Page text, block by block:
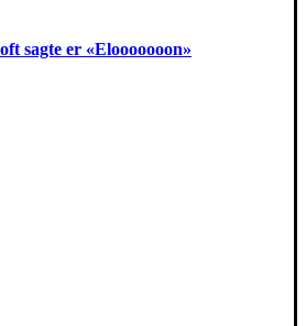
sagte er «Elooooooon»